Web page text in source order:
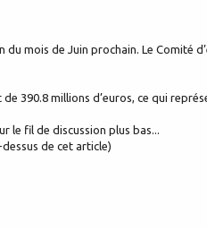
mois de Juin prochain. Le
390.8 millions d’euros, ce qui
le fil de discussion plus bas...
de cet article)